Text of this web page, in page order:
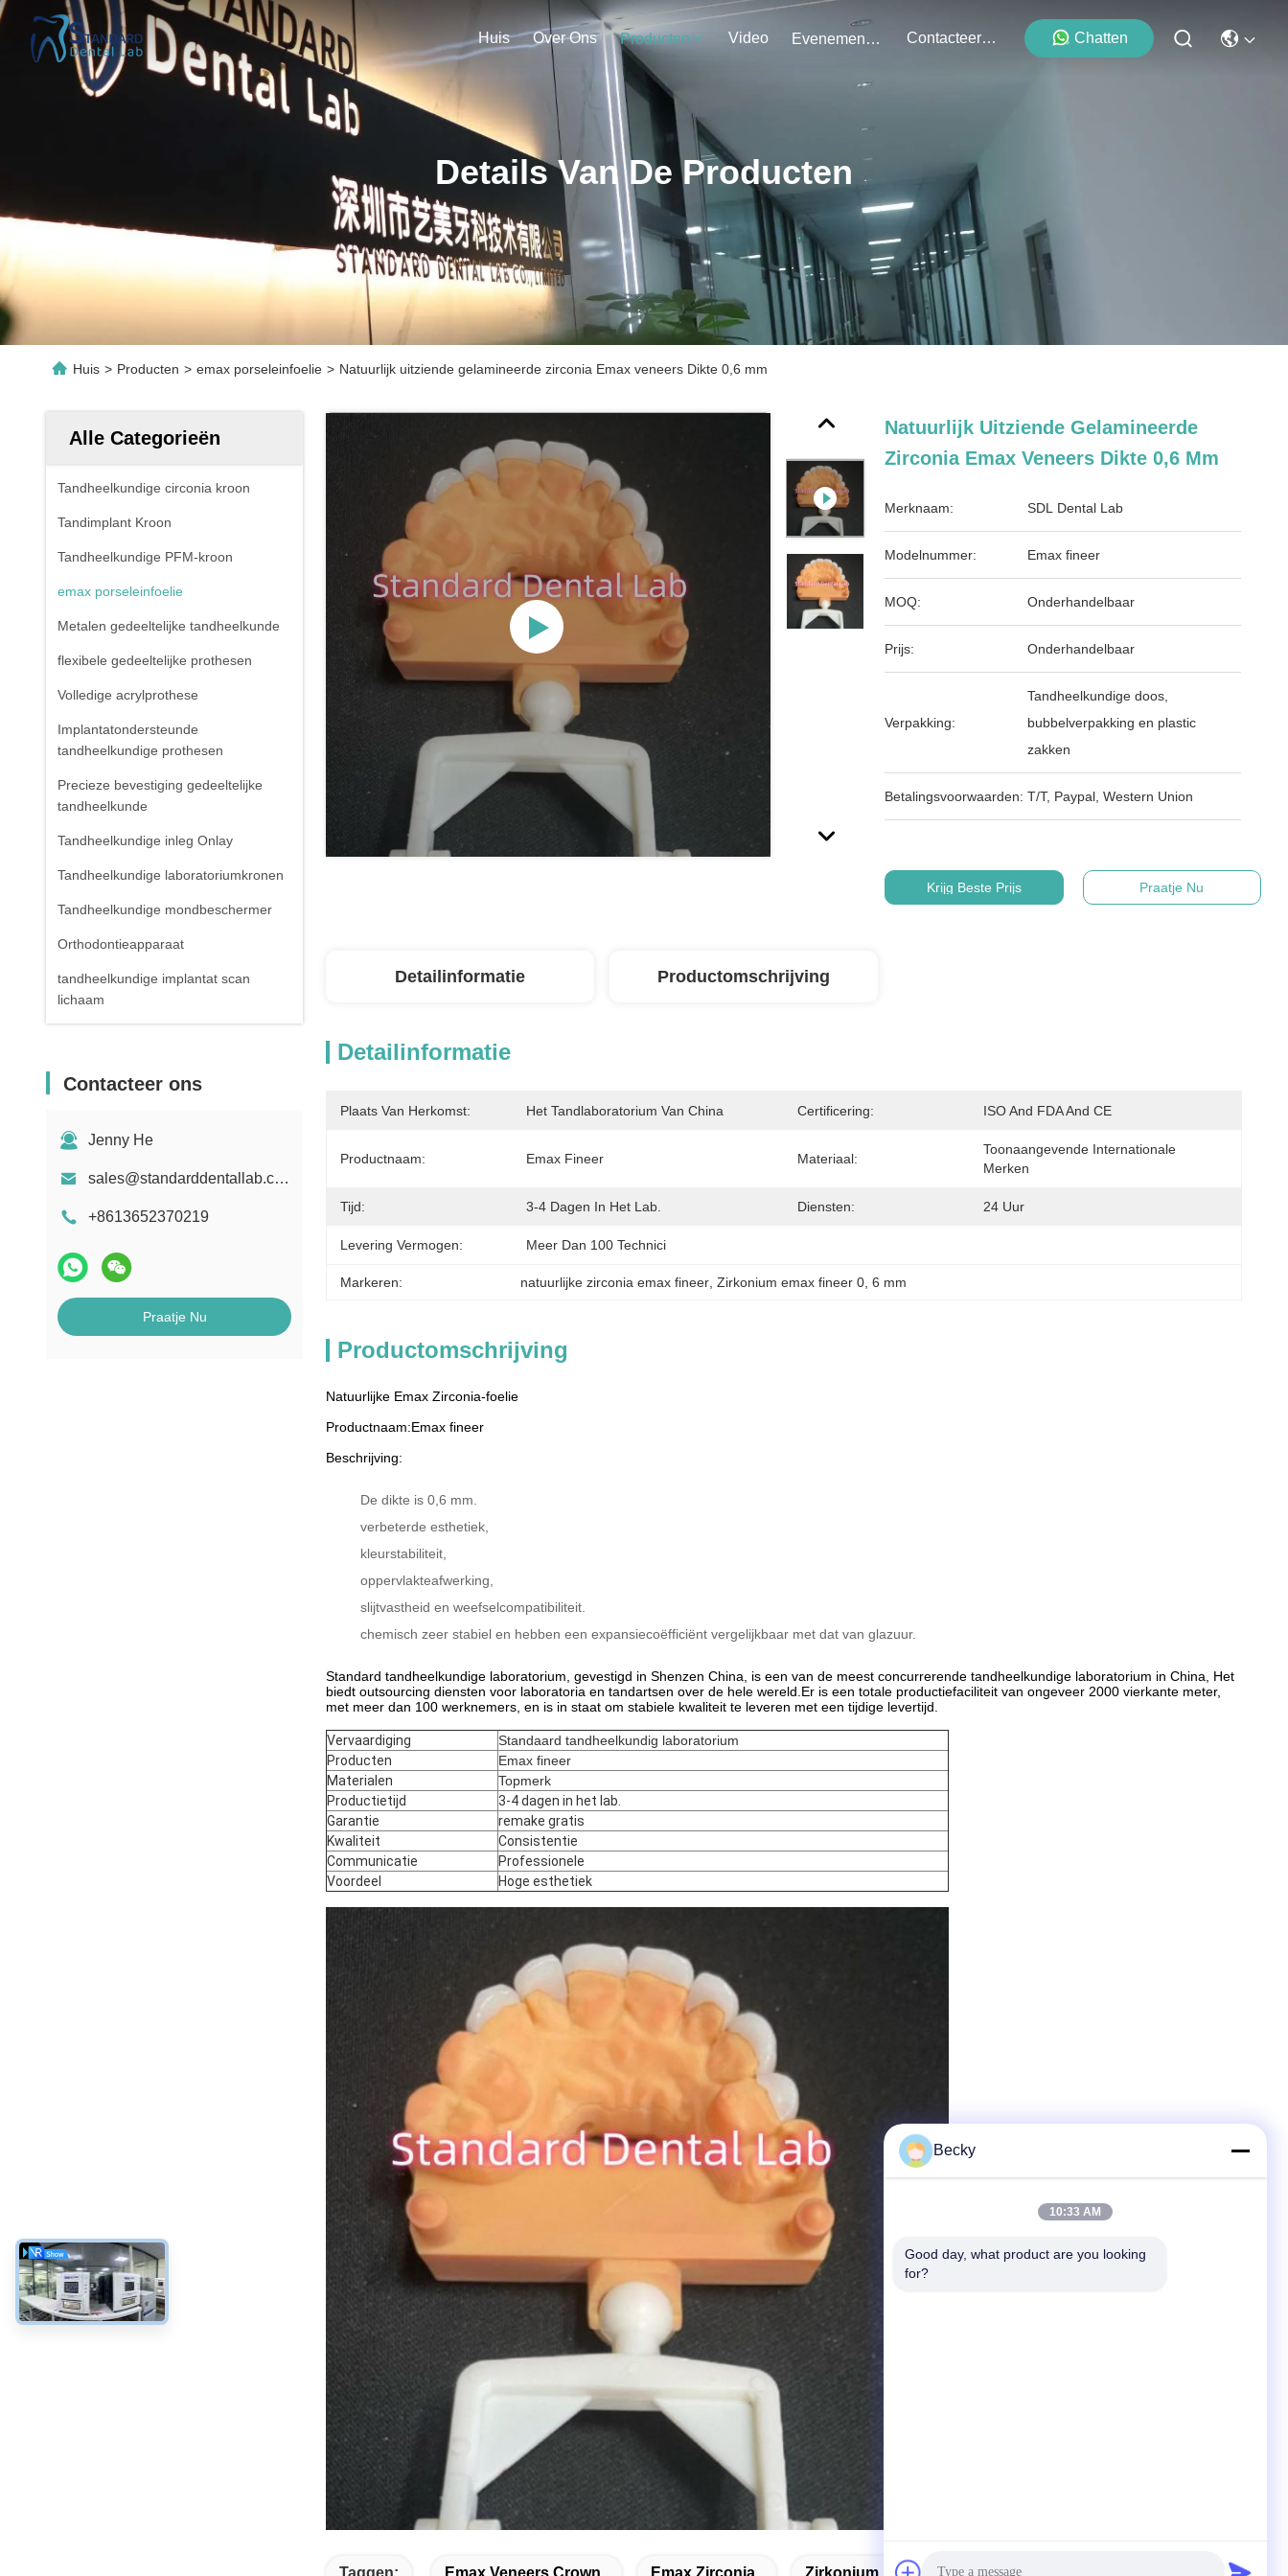
Huis Over Ons Producten Video Evenementen Contacteer Ons Chatten
Details Van De Producten
Huis > Producten > emax porseleinfoelie > Natuurlijk uitziende gelamineerde zirconia Emax veneers Dikte 0,6 mm
Alle Categorieën
Tandheelkundige circonia kroon
Tandimplant Kroon
Tandheelkundige PFM-kroon
emax porseleinfoelie
Metalen gedeeltelijke tandheelkunde
flexibele gedeeltelijke prothesen
Volledige acrylprothese
Implantatondersteunde
tandheelkundige prothesen
Precieze bevestiging gedeeltelijke
tandheelkunde
Tandheelkundige inleg Onlay
Tandheelkundige laboratoriumkronen
Tandheelkundige mondbeschermer
Orthodontieapparaat
tandheelkundige implantat scan
lichaam
Contacteer ons
Jenny He
sales@standarddentallab.com
+8613652370219
Praatje Nu
Natuurlijk Uitziende Gelamineerde
Zirconia Emax Veneers Dikte 0,6 Mm
Merknaam: SDL Dental Lab
Modelnummer: Emax fineer
MOQ: Onderhandelbaar
Prijs: Onderhandelbaar
Verpakking:
Tandheelkundige doos,
bubbelverpakking en plastic
zakken
Betalingsvoorwaarden: T/T, Paypal, Western Union
Krijg Beste Prijs Praatje Nu
Detailinformatie Productomschrijving
Detailinformatie
Plaats Van Herkomst: Het Tandlaboratorium Van China Certificering: ISO And FDA And CE
Productnaam: Emax Fineer Materiaal:
Toonaangevende Internationale
Merken
Tijd: 3-4 Dagen In Het Lab. Diensten: 24 Uur
Levering Vermogen: Meer Dan 100 Technici
Markeren: natuurlijke zirconia emax fineer , Zirkonium emax fineer 0 , 6 mm
Productomschrijving
Natuurlijke Emax Zirconia-foelie
Productnaam:Emax fineer
Beschrijving:
De dikte is 0,6 mm.
verbeterde esthetiek,
kleurstabiliteit,
oppervlakteafwerking,
slijtvastheid en weefselcompatibiliteit.
chemisch zeer stabiel en hebben een expansiecoëfficiënt vergelijkbaar met dat van glazuur.
Standard tandheelkundige laboratorium, gevestigd in Shenzen China, is een van de meest concurrerende tandheelkundige laboratorium in China, Het
biedt outsourcing diensten voor laboratoria en tandartsen over de hele wereld. Er is een totale productiefaciliteit van ongeveer 2000 vierkante meter,
met meer dan 100 werknemers, en is in staat om stabiele kwaliteit te leveren met een tijdige levertijd.
Vervaardiging
Standaard tandheelkundig laboratorium
Producten
Emax fineer
Materialen
Topmerk
Productietijd
3-4 dagen in het lab.
Garantie
remake gratis
Kwaliteit
Consistentie
Communicatie
Professionele
Voordeel
Hoge esthetiek
Taggen: Emax Veneers Crown Emax Zirconia Zirkonium Emaxfoelie
Becky
10:33 AM
Good day, what product are you looking
for?